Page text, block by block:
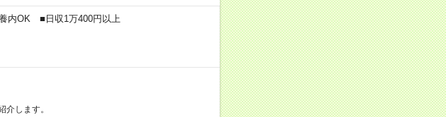
内OK ■日収1万400円以上
します。